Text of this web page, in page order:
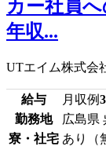
カー社員
年収...
UTエイム株式会
給与 月収例
勤務地
広島県
寮・社宅 あり（